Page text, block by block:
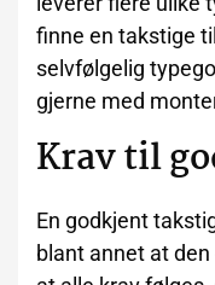
finne en takstige
selvfølgelig
gjerne med
Krav til
En godkjent
blant annet at